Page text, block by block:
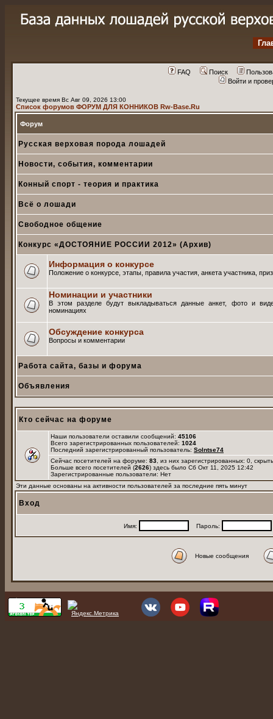
FAQ Поиск
Войти и
Текущее время Вс Авг 09, 2026 13:00
Список форумов ФОРУМ ДЛЯ КОННИКОВ Rw-Base.Ru
Форум
Русская верховая порода лошадей
Новости, события, комментарии
Конный спорт - теория и практика
Всё о лошади
Свободное общение
Конкурс «ДОСТОЯНИЕ РОССИИ 2012» (Архив)
Информация о конкурсе
Положение о конкурсе, этапы, правила участия, анкета участника,
Номинации и участники
В этом разделе будут выкладываться данные анкет, фото и
номинациях
Обсуждение конкурса
Вопросы и комментарии
Работа сайта, базы и форума
Объявления
Кто сейчас на форуме
Наши пользователи оставили сообщений: 45106
Всего зарегистрированных пользователей: 1024
Последний зарегистрированный пользователь: Solntse74
Сейчас посетителей на форуме: 83 , из них зарегистрированных: 0,
Больше всего посетителей (2626) здесь было Сб Окт 11, 2025 12:42
Зарегистрированные пользователи: Нет
Эти данные основаны на активности пользователей за последние пять минут
Вход
Имя: Пароль:
Новые сообщения